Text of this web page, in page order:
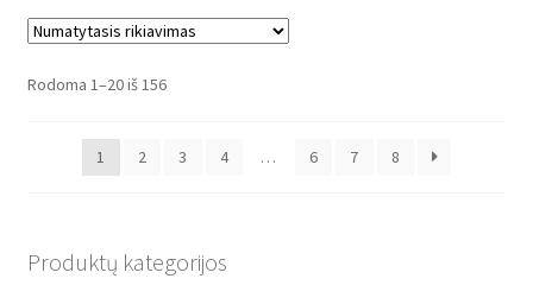
Rodoma 1–20 iš 156
1 2 3 4 … 6 7 8
Produktų kategorijos